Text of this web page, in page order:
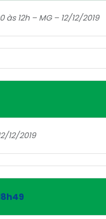
às 12h – MG – 12/12/2019
12/2019